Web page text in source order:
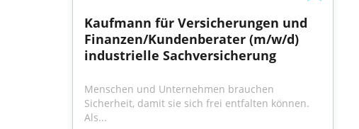
Kaufmann für Versicherungen und
Finanzen/Kundenberater (m/w/d)
industrielle Sachversicherung
Menschen und Unternehmen brauchen
Sicherheit, damit sie sich frei entfalten können.
Als...